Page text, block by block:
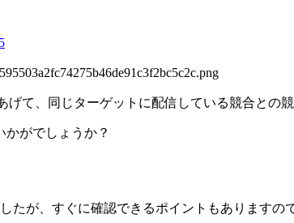
て、同じターゲットに配信している競合との
がでしょうか？
たが、すぐに確認できるポイントもありますの